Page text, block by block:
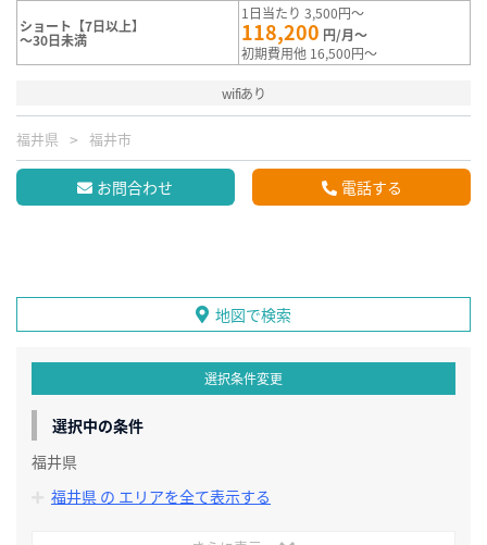
ショート【7日以上】
～30日未満
1日当たり 3,500円～
118,200 円/月～
初期費用他 16,500円～
wifiあり
福井県 福井市
お問合わせ 電話する
地図で検索
選択条件変更
選択中の条件
福井県
福井県 の エリアを全て表示する